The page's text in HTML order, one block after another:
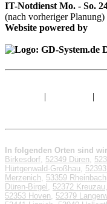
IT-Notdienst Mo. - So.
(nach vorheriger Planung)
Website powered by
| |
In folgenden Orten sind
Birkesdorf, 52349 Düren,
Hürtgenwald-Großhau,
Merzenich, 53359 Rheinbach
Düren-Birgel , 52372 Kreuzau,
52353 Hoven, 52379